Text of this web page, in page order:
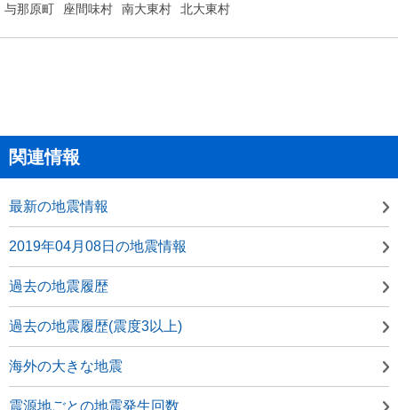
与那原町
座間味村 南大東村 北大東村
関連情報
最新の地震情報
2019年04月08日の地震情報
過去の地震履歴
過去の地震履歴(震度3以上)
海外の大きな地震
震源地ごとの地震発生回数